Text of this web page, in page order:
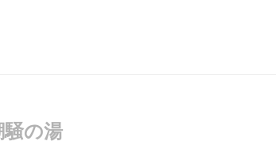
騒の湯